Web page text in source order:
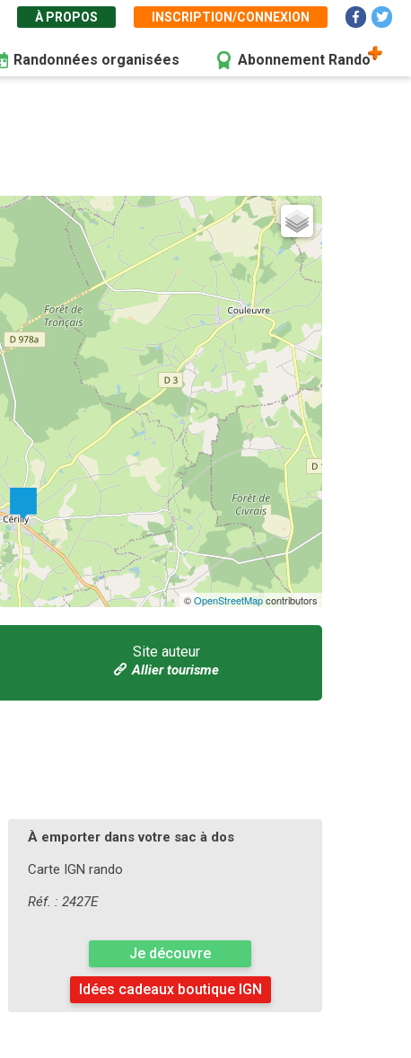
À PROPOS INSCRIPTION/CONNEXION
Randonnées organisées Abonnement Rando
©OpenStreetMapcontributors
Site auteur
Allier tourisme
À emporter dans votre sac à dos
Carte IGN rando
Réf. : 2427E
Je découvre
Idées cadeaux boutique IGN